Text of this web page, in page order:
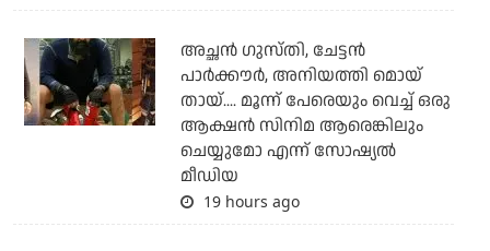
അച്ഛന്‍ ഗുസ്തി, ചേട്ടന്‍
പാര്‍ക്കൗര്‍, അനിയത്തി മൊയ്
തായ്.... മൂന്ന് പേരെയും വെച്ച് ഒരു
ആക്ഷന്‍ സിനിമ ആരെങ്കിലും
ചെയ്യുമോ എന്ന് സോഷ്യല്‍
മീഡിയ
19 hours ago